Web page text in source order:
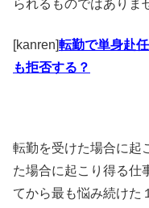
られるものではありま
[kanren]転勤で単身赴
も拒否する？
転勤を受けた場合に起
た場合に起こり得る仕
てから最も悩み続けた